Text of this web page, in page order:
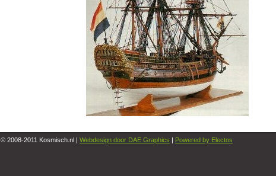
© 2008-2011 Kosmisch.nl |Webdesign door DAE Graphics | Powered by Electos